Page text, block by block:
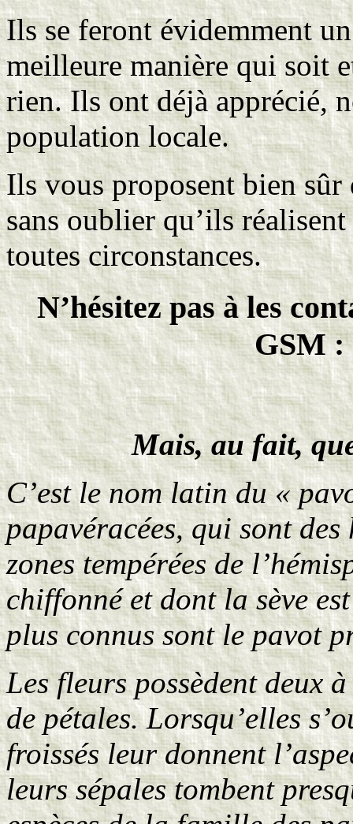
Ils se feront évidemment
meilleure manière qui soit
rien. Ils ont déjà apprécié,
population locale.
Ils vous proposent bien
sans oublier qu’ils
toutes circonstances.
N’hésitez pas à les
GSM :
Mais, au fait,
C’est le nom latin du «
papavéracées, qui sont
zones tempérées de
chiffonné et dont la sève
plus connus sont le pavot
Les fleurs possèdent deux
de pétales. Lorsqu’elles
froissés leur donnent
leurs sépales tombent